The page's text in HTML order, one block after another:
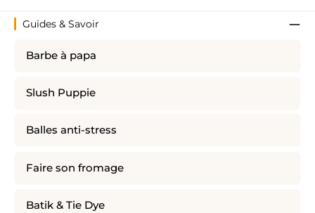
Guides & Savoir
Barbe à papa
Slush Puppie
Balles anti-stress
Faire son fromage
Batik & Tie Dye